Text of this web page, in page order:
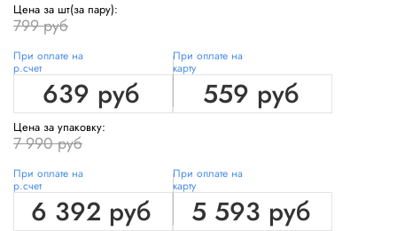
Цена за шт(за пару):
799 руб
При оплате на
р.счет
639 руб
При оплате на
карту
559 руб
Цена за упаковку:
7 990 руб
При оплате на
р.счет
6 392 руб
При оплате на
карту
5 593 руб